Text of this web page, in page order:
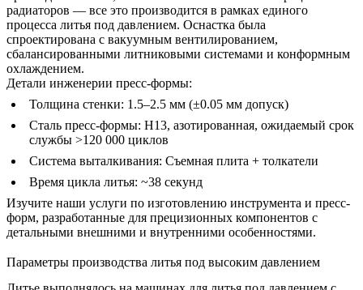
радиаторов — все это производится в рамках единого
процесса литья под давлением. Оснастка была
спроектирована с вакуумным вентилированием,
сбалансированными литниковыми системами и конформным
охлаждением.
Детали инженерии пресс-формы:
Толщина стенки: 1.5–2.5 мм (±0.05 мм допуск)
Сталь пресс-формы: H13, азотированная, ожидаемый срок
службы >120 000 циклов
Система выталкивания: Съемная плита + толкатели
Время цикла литья: ~38 секунд
Изучите наши услуги по изготовлению инструмента и пресс-
форм, разработанные для прецизионных компонентов с
детальными внешними и внутренними особенностями.
Параметры производства литья под высоким давлением